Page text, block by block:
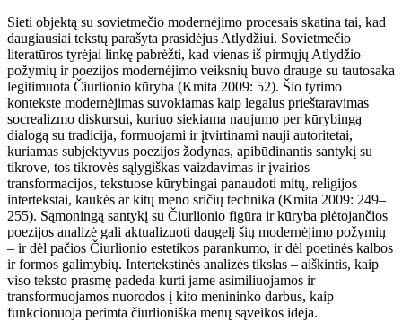
Sieti objektą su sovietmečio modernėjimo procesais skatina tai, kad
daugiausiai tekstų parašyta prasidėjus Atlydžiui. Sovietmečio
literatūros tyrėjai linkę pabrėžti, kad vienas iš pirmųjų Atlydžio
požymių ir poezijos modernėjimo veiksnių buvo drauge su tautosaka
legitimuota Čiurlionio kūryba (Kmita 2009: 52). Šio tyrimo
kontekste modernėjimas suvokiamas kaip legalus prieštaravimas
socrealizmo diskursui, kuriuo siekiama naujumo per kūrybingą
dialogą su tradicija, formuojami ir įtvirtinami nauji autoritetai,
kuriamas subjektyvus poezijos žodynas, apibūdinantis santykį su
tikrove, tos tikrovės sąlygiškas vaizdavimas ir įvairios
transformacijos, tekstuose kūrybingai panaudoti mitų, religijos
intertekstai, kaukės ar kitų meno sričių technika (Kmita 2009: 249–
255). Sąmoningą santykį su Čiurlionio figūra ir kūryba plėtojančios
poezijos analizė gali aktualizuoti daugelį šių modernėjimo požymių
– ir dėl pačios Čiurlionio estetikos parankumo, ir dėl poetinės kalbos
ir formos galimybių. Intertekstinės analizės tikslas – aiškintis, kaip
viso teksto prasmę padeda kurti jame asimiliuojamos ir
transformuojamos nuorodos į kito menininko darbus, kaip
funkcionuoja perimta čiurlioniška menų sąveikos idėja.